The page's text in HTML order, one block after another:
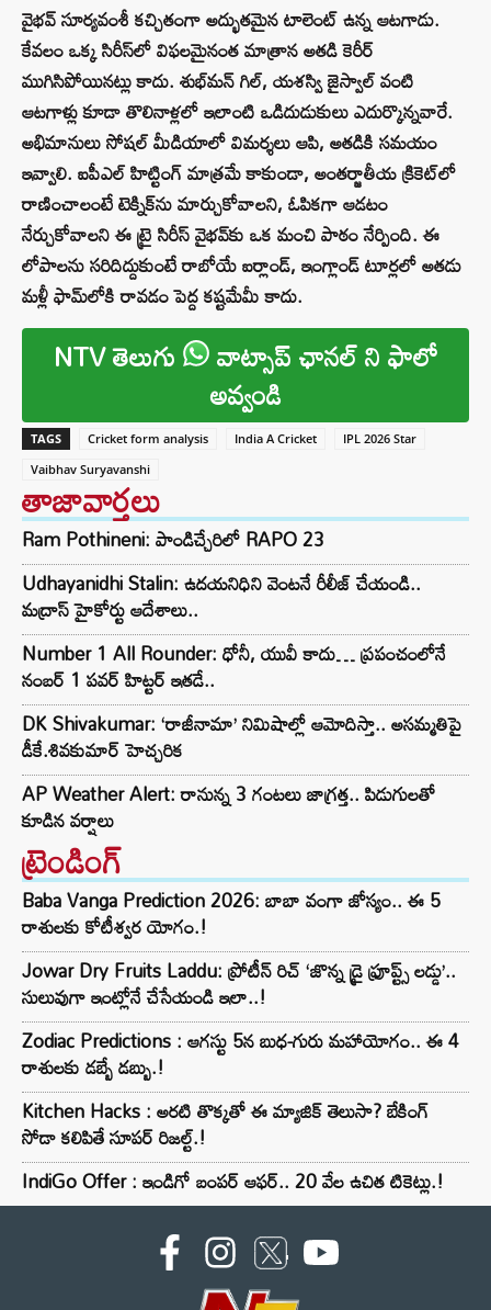
వైభవ్ సూర్యవంశీ కచ్చితంగా అద్భుతమైన టాలెంట్ ఉన్న ఆటగాడు.
కేవలం ఒక్క సిరీస్‌లో విఫలమైనంత మాత్రాన అతడి కెరీర్
ముగిసిపోయినట్లు కాదు. శుభ్‌మన్ గిల్, యశస్వి జైస్వాల్ వంటి
ఆటగాళ్లు కూడా తొలినాళ్లలో ఇలాంటి ఒడిదుడుకులు ఎదుర్కొన్నవారే.
అభిమానులు సోషల్ మీడియాలో విమర్శలు ఆపి, అతడికి సమయం
ఇవ్వాలి. ఐపీఎల్ హిట్టింగ్ మాత్రమే కాకుండా, అంతర్జాతీయ క్రికెట్‌లో
రాణించాలంటే టెక్నిక్‌ను మార్చుకోవాలని, ఓపికగా ఆడటం
నేర్చుకోవాలని ఈ ట్రై సిరీస్ వైభవ్‌కు ఒక మంచి పాఠం నేర్పింది. ఈ
లోపాలను సరిదిద్దుకుంటే రాబోయే ఐర్లాండ్, ఇంగ్లాండ్ టూర్లలో అతడు
మళ్లీ ఫామ్‌లోకి రావడం పెద్ద కష్టమేమీ కాదు.
NTV తెలుగు వాట్సాప్ ఛానల్ ని ఫాలో
అవ్వండి
TAGS Cricket form analysis India A Cricket
IPL 2026 Star
Vaibhav Suryavanshi
తాజావార్తలు
Ram Pothineni: పాండిచ్చేరిలో RAPO 23
Udhayanidhi Stalin: ఉదయనిధిని వెంటనే రీలీజ్ చేయండి..
మద్రాస్ హైకోర్టు ఆదేశాలు..
Number 1 All Rounder: ధోనీ, యువీ కాదు… ప్రపంచంలోనే
నంబర్ 1 పవర్ హిట్టర్ ఇతడే..
DK Shivakumar: ‘రాజీనామా’ నిమిషాల్లో ఆమోదిస్తా.. అసమ్మతిపై
డీకే.శివకుమార్ హెచ్చరిక
AP Weather Alert: రానున్న 3 గంటలు జాగ్రత్త.. పిడుగులతో
కూడిన వర్షాలు
ట్రెండింగ్‌
Baba Vanga Prediction 2026: బాబా వంగా జోస్యం.. ఈ 5
రాశులకు కోటీశ్వర యోగం.!
Jowar Dry Fruits Laddu: ప్రోటీన్ రిచ్ ‘జొన్న డ్రై ఫ్రూప్ట్స్ లడ్డు’..
సులువుగా ఇంట్లోనే చేసేయండి ఇలా..!
Zodiac Predictions : ఆగస్టు 5న బుధ-గురు మహాయోగం.. ఈ 4
రాశులకు డబ్బే డబ్బు.!
Kitchen Hacks : అరటి తొక్కతో ఈ మ్యాజిక్ తెలుసా? బేకింగ్
సోడా కలిపితే సూపర్ రిజల్ట్.!
IndiGo Offer : ఇండిగో బంపర్ ఆఫర్.. 20 వేల ఉచిత టికెట్లు.!